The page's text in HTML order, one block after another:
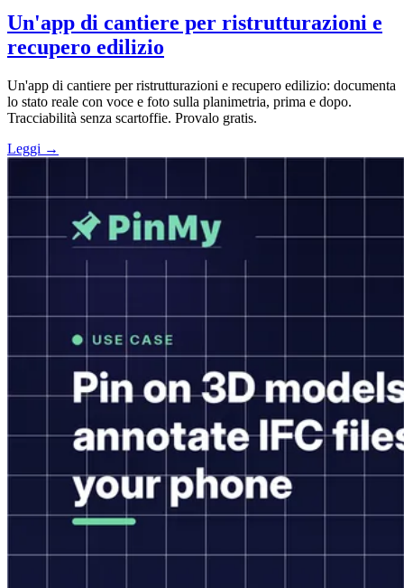
Un'app di cantiere per ristrutturazioni e
recupero edilizio
Un'app di cantiere per ristrutturazioni e recupero edilizio: documenta
lo stato reale con voce e foto sulla planimetria, prima e dopo.
Tracciabilità senza scartoffie. Provalo gratis.
Leggi →